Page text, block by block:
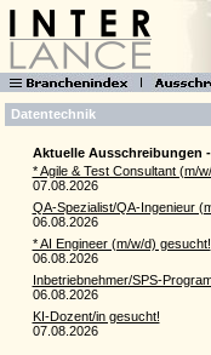
Datentechnik
Aktuelle Ausschreibungen
* Agile & Test Consultant (m/
07.08.2026
QA-Spezialist/QA-Ingenieur
06.08.2026
* AI Engineer (m/w/d) gesucht!
06.08.2026
Inbetriebnehmer/SPS-
06.08.2026
KI-Dozent/in gesucht!
07.08.2026